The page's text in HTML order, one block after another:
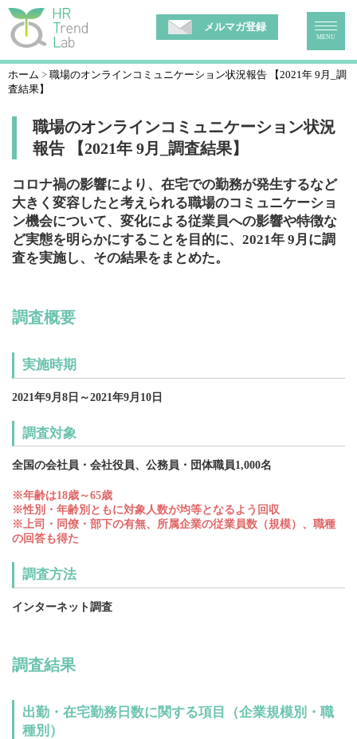
メルマガ登録
MENU
ホーム
職場のオンラインコミュニケーション状況報告 【2021年 9月_調
査結果】
職場のオンラインコミュニケーション状況
報告 【2021年 9月_調査結果】
コロナ禍の影響により、在宅での勤務が発生するなど
大きく変容したと考えられる職場のコミュニケーショ
ン機会について、変化による従業員への影響や特徴な
ど実態を明らかにすることを目的に、2021年 9月に調
査を実施し、その結果をまとめた。
調査概要
実施時期
2021年9月8日～2021年9月10日
調査対象
全国の会社員・会社役員、公務員・団体職員1,000名
※年齢は18歳～65歳
※性別・年齢別ともに対象人数が均等となるよう回収
※上司・同僚・部下の有無、所属企業の従業員数（規模）、職種
の回答も得た
調査方法
インターネット調査
調査結果
出勤・在宅勤務日数に関する項目（企業規模別・職
種別）